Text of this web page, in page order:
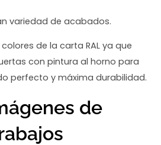
variedad de acabados.
de la carta RAL ya que
con pintura al horno para
perfecto y máxima durabilidad.
de